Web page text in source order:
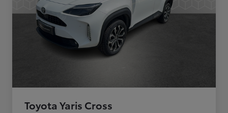
Toyota Yaris Cross